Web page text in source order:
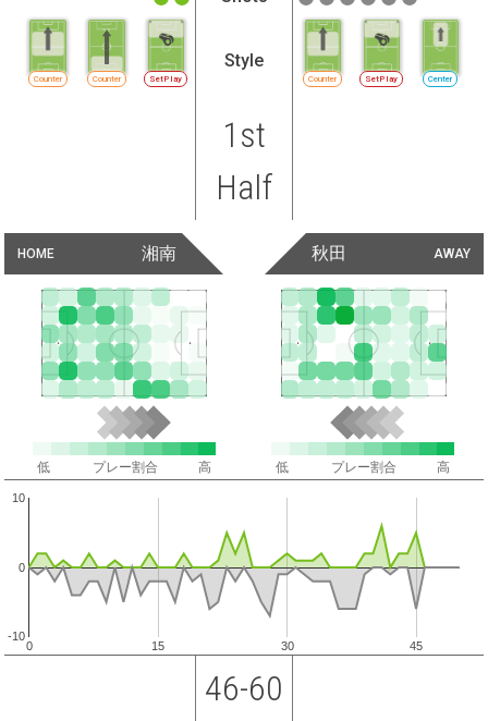
SetPlay
Counter
Counter
Style
Counter SetPlay Center
1st
Half
HOME 湘南 AWAY
秋田
低 プレー割合 高 低 プレー割合 高
0 15 30 45
-10
0
10
46-60